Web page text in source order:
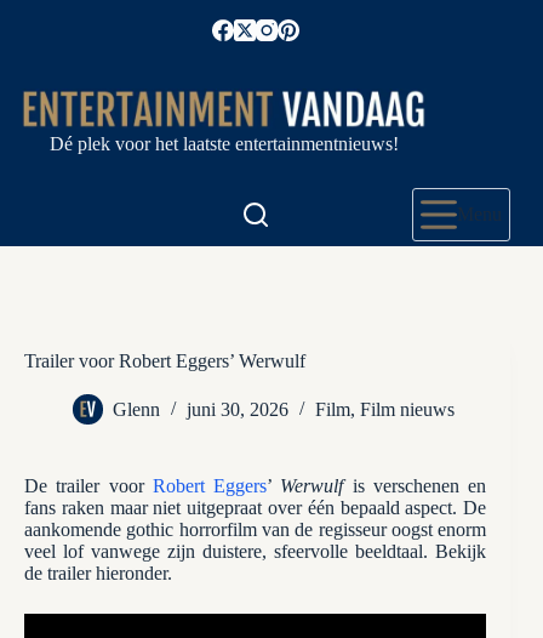
Dé plek voor het laatste entertainmentnieuws!
Menu
Trailer voor Robert Eggers’ Werwulf
Glenn juni 30, 2026 Film, Film nieuws
De trailer voor Robert Eggers’ Werwulfis verschenen en
fans raken maar niet uitgepraat over één bepaald aspect. De
aankomende gothic horrorfilm van de regisseur oogst enorm
veel lof vanwege zijn duistere, sfeervolle beeldtaal. Bekijk
de trailer hieronder.